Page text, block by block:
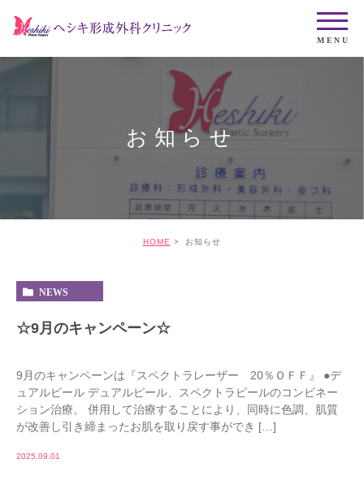
お知らせ
HOME お知らせ
NEWS
☆9月のキャンペーン☆
9月のキャンペーンは『スペクトラレーザー 20％ＯＦＦ』 ●デ
ュアルピール デュアルピール、スペクトラピールのコンビネー
ション治療。 併用して治療することにより、同時に色調、肌質
が改善し引き締まったお肌を取り戻す事ができ […]
2025.09.01